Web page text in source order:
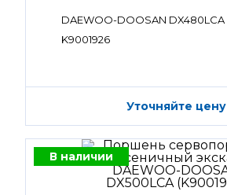
DAEWOO-DOOSAN DX480LCA
K9001926
Уточняйте цену
В наличии